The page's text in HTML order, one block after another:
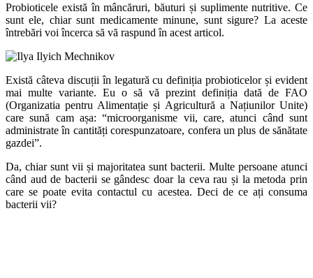
Probioticele există în mâncăruri, băuturi și suplimente nutritive. Ce
sunt ele, chiar sunt medicamente minune, sunt sigure? La aceste
întrebări voi încerca să vă raspund în acest articol.
Există câteva discuții în legatură cu definiția probioticelor și evident
mai multe variante. Eu o să vă prezint definiția dată de FAO
(Organizatia pentru Alimentație și Agricultură a Națiunilor Unite)
care sună cam așa: “microorganisme vii, care, atunci când sunt
administrate în cantități corespunzatoare, confera un plus de sănătate
gazdei”.
Da, chiar sunt vii și majoritatea sunt bacterii. Multe persoane atunci
când aud de bacterii se gândesc doar la ceva rau și la metoda prin
care se poate evita contactul cu acestea. Deci de ce ați consuma
bacterii vii?